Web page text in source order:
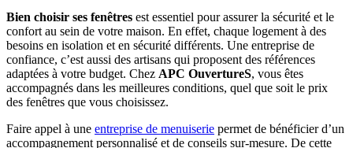
Bien choisir ses fenêtres est essentiel pour assurer la sécurité et le
confort au sein de votre maison. En effet, chaque logement à des
besoins en isolation et en sécurité différents. Une entreprise de
confiance, c’est aussi des artisans qui proposent des références
adaptées à votre budget. Chez APC OuvertureS, vous êtes
accompagnés dans les meilleures conditions, quel que soit le prix
des fenêtres que vous choisissez.
Faire appel à une entreprise de menuiserie permet de bénéficier d’un
accompagnement personnalisé et de conseils sur-mesure. De cette